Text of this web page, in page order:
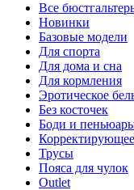
Все
Новинки
Базовые модели
Для спорта
Для дома и сна
Для кормления
Эротическое
Без косточек
Боди и
Трусы
Пояса для чулок
Outlet